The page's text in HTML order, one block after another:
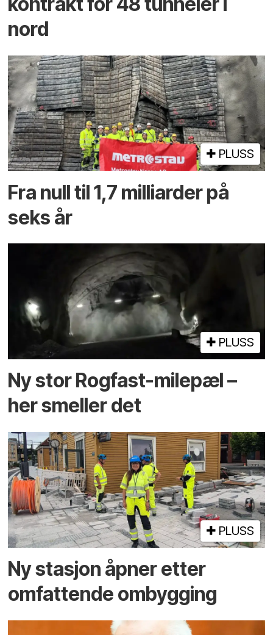
nord
PLUSS
Fra null til 1,7 milliarder på
seks år
PLUSS
Ny stor Rogfast-milepæl –
her smeller det
PLUSS
Ny stasjon åpner etter
omfattende ombygging